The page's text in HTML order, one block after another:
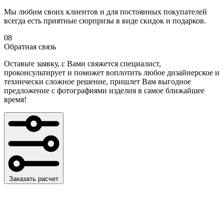
Мы любим своих клиентов и для постоянных покупателей
всегда есть приятные сюрпризы в виде скидок и подарков.
08
Обратная связь
Оставьте заявку, с Вами свяжется специалист,
проконсультирует и поможет воплотить любое дизайнерское и
технически сложное решение, пришлет Вам выгодное
предложение с фотографиями изделия в самое ближайшее
время!
Заказать расчет